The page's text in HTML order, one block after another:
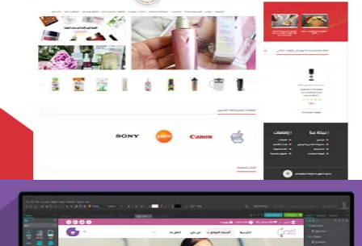
تصميم متجر لمار
التفاصيل